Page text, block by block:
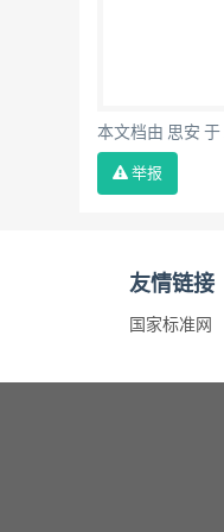
本文档由 思安 于
举报
友情链接
国家标准网